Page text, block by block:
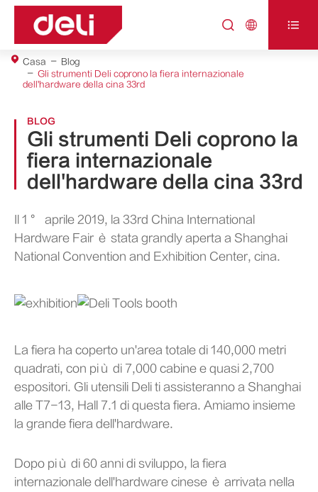
  
Casa
Blog
Gli strumenti Deli coprono la fiera internazionale
dell'hardware della cina 33rd
BLOG
Gli strumenti Deli coprono la
fiera internazionale
dell'hardware della cina 33rd
Il 1 ° aprile 2019, la 33rd China International
Hardware Fair è stata grandly aperta a Shanghai
National Convention and Exhibition Center, cina.
La fiera ha coperto un'area totale di 140,000 metri
quadrati, con più di 7,000 cabine e quasi 2,700
espositori. Gli utensili Deli ti assisteranno a Shanghai
alle T7-13, Hall 7.1 di questa fiera. Amiamo insieme
la grande fiera dell'hardware.
Dopo più di 60 anni di sviluppo, la fiera
internazionale dell'hardware cinese è arrivata nella